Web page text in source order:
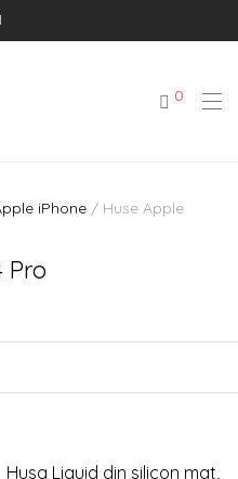
0
iPhone / Huse Apple
Pro
Husa Liquid din silicon mat,